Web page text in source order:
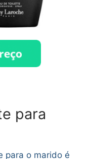
para
para o marido é